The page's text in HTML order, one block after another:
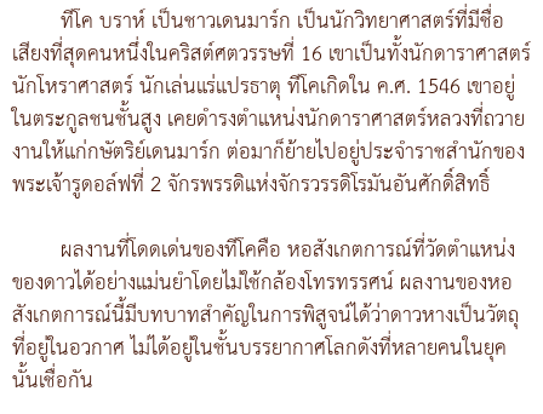
ทีโค บราห์ เป็นชาวเดนมาร์ก เป็นนักวิทยาศาสตร์ที่มีชื่อ
เสียงที่สุดคนหนึ่งในคริสต์ศตวรรษที่ 16 เขาเป็นทั้งนักดาราศาสตร์
นักโหราศาสตร์ นักเล่นแร่แปรธาตุ ทีโคเกิดใน ค.ศ. 1546 เขาอยู่
ในตระกูลชนชั้นสูง เคยดำรงตำแหน่งนักดาราศาสตร์หลวงที่ถวาย
งานให้แก่กษัตริย์เดนมาร์ก ต่อมาก็ย้ายไปอยู่ประจำราชสำนักของ
พระเจ้ารูดอล์ฟที่ 2 จักรพรรดิแห่งจักรวรรดิโรมันอันศักดิ์สิทธิ์
ผลงานที่โดดเด่นของทีโคคือ หอสังเกตการณ์ที่วัดตำแหน่ง
ของดาวได้อย่างแม่นยำโดยไม่ใช้กล้องโทรทรรศน์ ผลงานของหอ
สังเกตการณ์นี้มีบทบาทสำคัญในการพิสูจน์ได้ว่าดาวหางเป็นวัตถุ
ที่อยู่ในอวกาศ ไม่ได้อยู่ในชั้นบรรยากาศโลกดังที่หลายคนในยุค
นั้นเชื่อกัน